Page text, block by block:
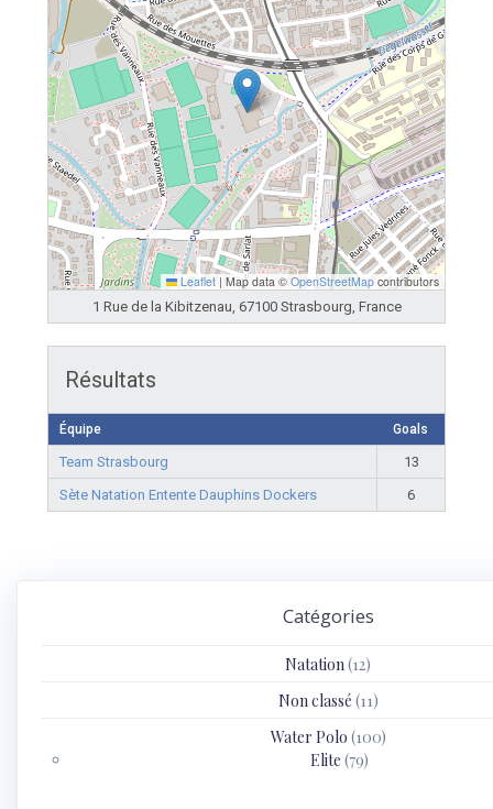
Leaflet | Map data © OpenStreetMap contributors
1 Rue de la Kibitzenau, 67100 Strasbourg, France
Résultats
Équipe Goals
Team Strasbourg
13
Sète Natation Entente Dauphins Dockers
6
Catégories
Natation (12)
Non classé (11)
Water Polo (100)
Elite (79)